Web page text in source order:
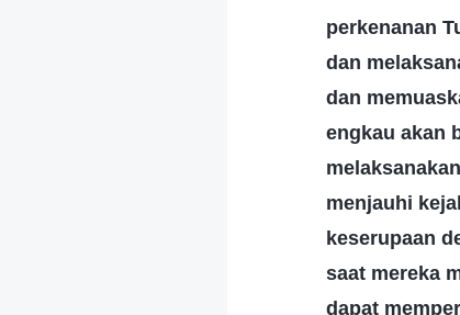
perkenanan
dan
dan
engkau akan
menjauhi
keserupaan
saat mereka
dapat